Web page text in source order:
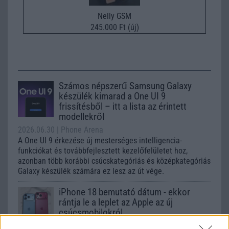
Nelly GSM
245.000 Ft (új)
Számos népszerű Samsung Galaxy
készülék kimarad a One UI 9
frissítésből – itt a lista az érintett
modellekről
2026.06.30
| Phone Arena
A One UI 9 érkezése új mesterséges intelligencia-
funkciókat és továbbfejlesztett kezelőfelületet hoz,
azonban több korábbi csúcskategóriás és középkategóriás
Galaxy készülék számára ez lesz az út vége.
iPhone 18 bemutató dátum - ekkor
rántja le a leplet az Apple az új
csúcsmobilokról